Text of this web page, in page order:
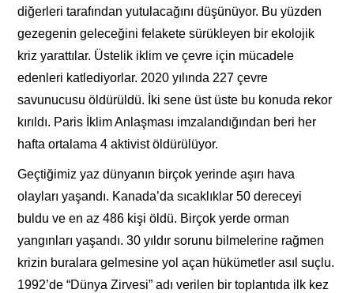
diğerleri tarafından yutulacağını düşünüyor. Bu yüzden
gezegenin geleceğini felakete sürükleyen bir ekolojik
kriz yarattılar. Üstelik iklim ve çevre için mücadele
edenleri katlediyorlar. 2020 yılında 227 çevre
savunucusu öldürüldü. İki sene üst üste bu konuda rekor
kırıldı. Paris İklim Anlaşması imzalandığından beri her
hafta ortalama 4 aktivist öldürülüyor.
Geçtiğimiz yaz dünyanın birçok yerinde aşırı hava
olayları yaşandı. Kanada’da sıcaklıklar 50 dereceyi
buldu ve en az 486 kişi öldü. Birçok yerde orman
yangınları yaşandı. 30 yıldır sorunu bilmelerine rağmen
krizin buralara gelmesine yol açan hükümetler asıl suçlu.
1992’de “Dünya Zirvesi” adı verilen bir toplantıda ilk kez